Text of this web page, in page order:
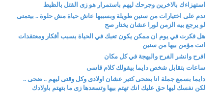
استهزاءك بالاخرين وجرحك ليهم باستمرار هو زى القتل بالظبط
ندم على اختيارات من سنين طويلة وبسببها عاش حياة مش حلوة .. بيتمنى
لو يرجع بيه الزمن لورا عشان يختار صح
هل فكرت في يوم ان ممكن يكون تعبك في الحياة بسبب أفكار ومعتقدات
انت مؤمن بيها من سنين
افرح وانشر الفرح والبهجة في كل مكان
ساعات بتقابل شخص دايما بيقولك كلام قاسى
دايما بسمع جملة انا بضحى كتير عشان اولادى وكل وقتى ليهم .. ضحى ..
لكن نفسك ليها حق عليك انك تهتم بيها وتسعدها زى ما بتهتم باولادك